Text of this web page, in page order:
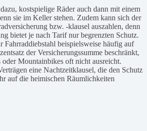
kostspielige Räder auch dann mit einem
sie im Keller stehen. Zudem kann sich der
bzw. -klausel auszahlen, denn
bietet je nach Tarif nur begrenzten Schutz.
Fahrraddiebstahl beispielsweise häufig auf
der Versicherungssumme beschränkt,
Mountainbikes oft nicht ausreicht.
eine Nachtzeitklausel, die den Schutz
auf die heimischen Räumlichkeiten